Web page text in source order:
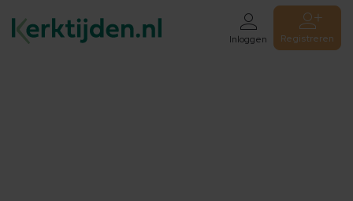
Inloggen Registreren